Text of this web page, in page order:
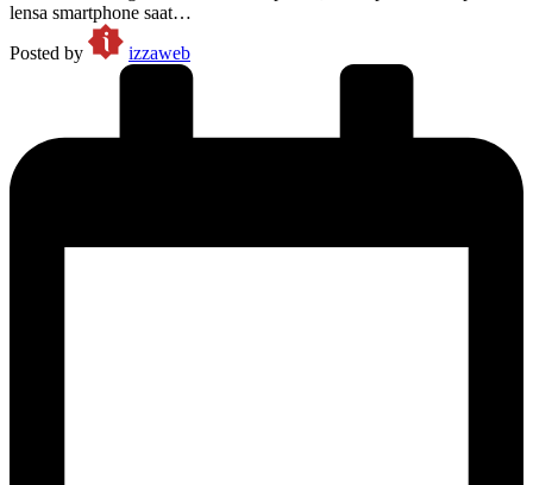
lensa smartphone saat…
Posted by
izzaweb